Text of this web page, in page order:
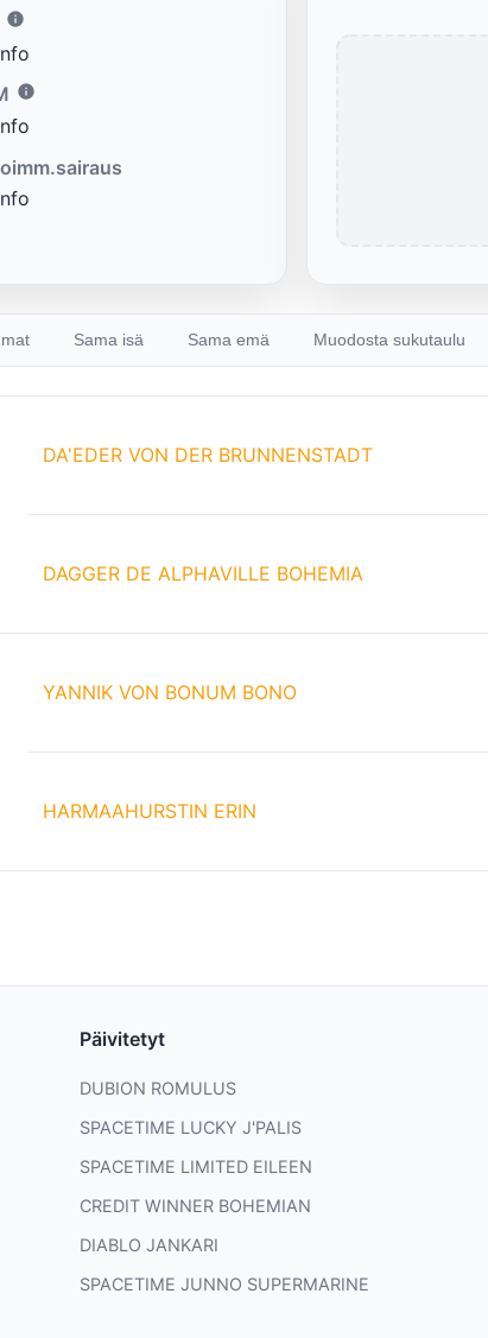
Sama isä Sama emä Muodosta sukutaulu
DA'EDER VON DER BRUNNENSTADT
DAGGER DE ALPHAVILLE BOHEMIA
YANNIK VON BONUM BONO
HARMAAHURSTIN ERIN
Päivitetyt
DUBION ROMULUS
SPACETIME LUCKY J'PALIS
SPACETIME LIMITED EILEEN
CREDIT WINNER BOHEMIAN
DIABLO JANKARI
SPACETIME JUNNO SUPERMARINE